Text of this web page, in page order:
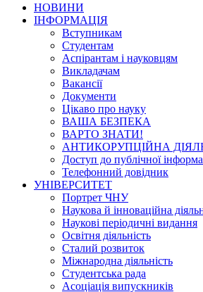
НОВИНИ
ІНФОРМАЦІЯ
Вступникам
Студентам
Аспірантам і науковцям
Викладачам
Вакансії
Документи
Цікаво про науку
ВАША БЕЗПЕКА
ВАРТО ЗНАТИ!
АНТИКОРУПЦІЙНА
Доступ до публічної
Телефонний довідник
УНІВЕРСИТЕТ
Портрет ЧНУ
Наукова й інноваційна
Наукові періодичні видання
Освітня діяльність
Сталий розвиток
Міжнародна діяльність
Студентська рада
Асоціація випускників